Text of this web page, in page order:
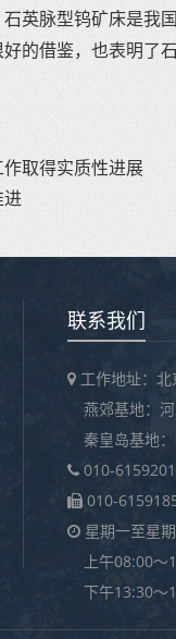
英脉型钨矿床是我
的借鉴，也表明了
取得实质性进展
进
联系我们
工作地址：
燕郊基地：
秦皇岛基地
010-
010-
星期一至星
上午08:00～
下午13:30～